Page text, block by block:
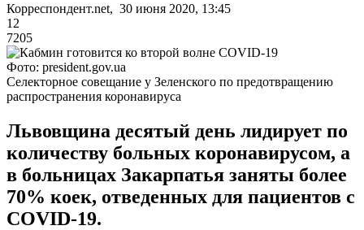
Корреспондент.net, 30 июня 2020, 13:45
12
7205
Фото: president.gov.ua
Селекторное совещание у Зеленского по предотвращению
распространения коронавируса
Львовщина десятый день лидирует по
количеству больных коронавирусом, а
в больницах Закарпатья заняты более
70% коек, отведенных для пациентов с
COVID-19.